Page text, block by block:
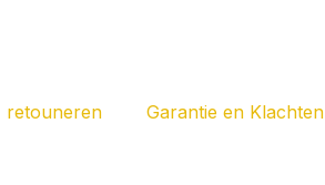
retouneren Garantie en Klachten